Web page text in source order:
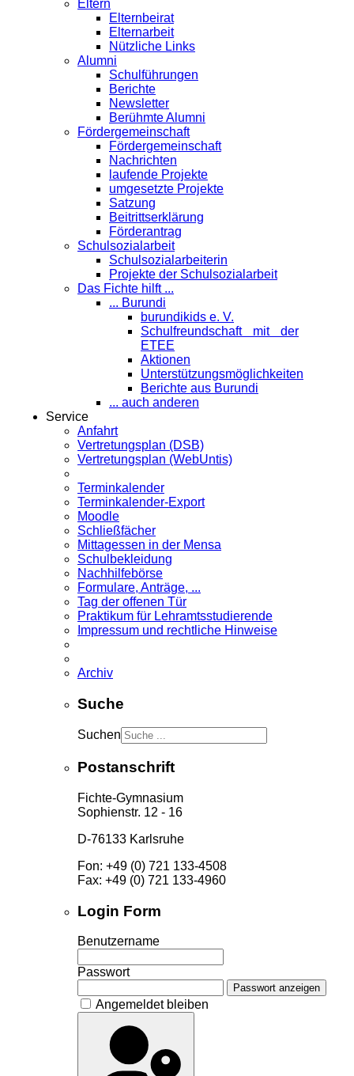
Eltern
Elternbeirat
Elternarbeit
Nützliche Links
Alumni
Schulführungen
Berichte
Newsletter
Berühmte Alumni
Förder­gemeinschaft
Fördergemeinschaft
Nachrichten
laufende Projekte
umgesetzte Projekte
Satzung
Beitrittserklärung
Förderantrag
Schul­sozialarbeit
Schulsozialarbeiterin
Projekte der Schulsozialarbeit
Das Fichte hilft ...
... Burundi
burundikids e. V.
Schulfreundschaft mit der
ETEE
Aktionen
Unterstützungsmöglichkeiten
Berichte aus Burundi
... auch anderen
Service
Anfahrt
Vertretungsplan (DSB)
Vertretungsplan (WebUntis)
Terminkalender
Terminkalender-Export
Moodle
Schließfächer
Mittagessen in der Mensa
Schulbekleidung
Nachhilfebörse
Formulare, Anträge, ...
Tag der offenen Tür
Praktikum für Lehramts­studierende
Impressum und rechtliche Hinweise
Archiv
Suche
Suchen
Postanschrift
Fichte-Gymnasium
Sophienstr. 12 - 16
D-76133 Karlsruhe
Fon: +49 (0) 721 133-4508
Fax: +49 (0) 721 133-4960
Login Form
Benutzername
Passwort
Passwort anzeigen
Angemeldet bleiben